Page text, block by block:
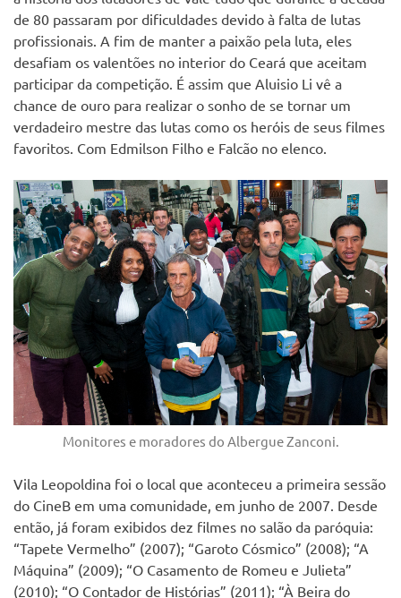
de 80 passaram por dificuldades devido à falta de lutas
profissionais. A fim de manter a paixão pela luta, eles
desafiam os valentões no interior do Ceará que aceitam
participar da competição. É assim que Aluisio Li vê a
chance de ouro para realizar o sonho de se tornar um
verdadeiro mestre das lutas como os heróis de seus filmes
favoritos. Com Edmilson Filho e Falcão no elenco.
Monitores e moradores do Albergue Zanconi.
Vila Leopoldina foi o local que aconteceu a primeira sessão
do CineB em uma comunidade, em junho de 2007. Desde
então, já foram exibidos dez filmes no salão da paróquia:
“Tapete Vermelho” (2007); “Garoto Cósmico” (2008); “A
Máquina” (2009); “O Casamento de Romeu e Julieta”
(2010); “O Contador de Histórias” (2011); “À Beira do